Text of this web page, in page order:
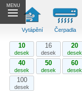
MENU
Vytápění Čerpadla
10
desek
16
desek
20
desek
40
desek
50
desek
60
desek
100
desek